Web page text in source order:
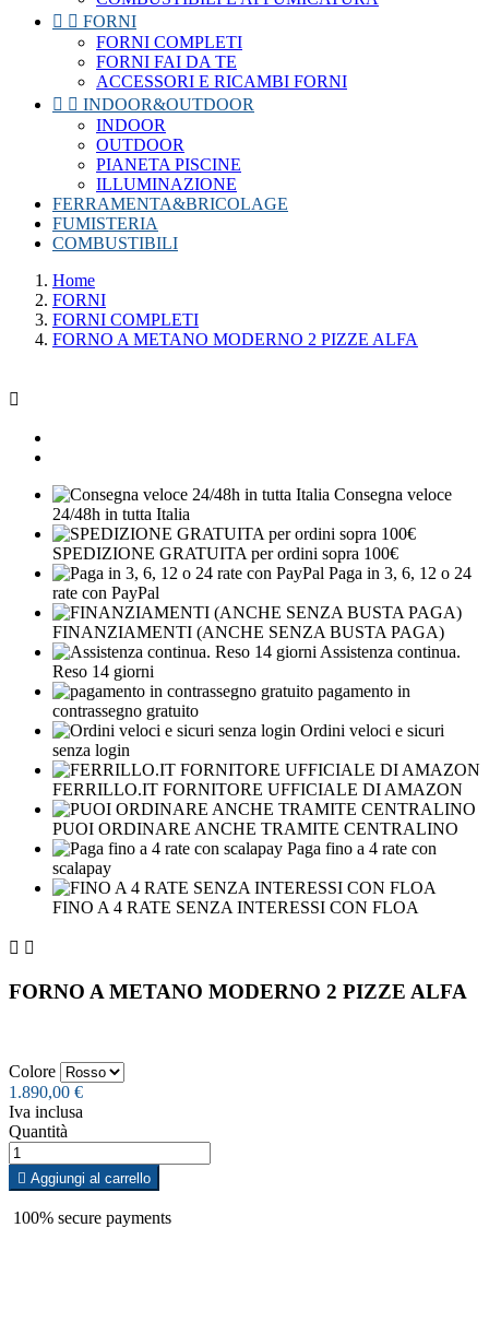
  FORNI
FORNI COMPLETI
FORNI FAI DA TE
ACCESSORI E RICAMBI FORNI
  INDOOR&OUTDOOR
INDOOR
OUTDOOR
PIANETA PISCINE
ILLUMINAZIONE
FERRAMENTA&BRICOLAGE
FUMISTERIA
COMBUSTIBILI
Home
FORNI
FORNI COMPLETI
FORNO A METANO MODERNO 2 PIZZE ALFA

Consegna veloce
24/48h in tutta Italia
SPEDIZIONE GRATUITA per ordini sopra 100€
Paga in 3, 6, 12 o 24
rate con PayPal
FINANZIAMENTI (ANCHE SENZA BUSTA PAGA)
Assistenza continua.
Reso 14 giorni
pagamento in
contrassegno gratuito
Ordini veloci e sicuri
senza login
FERRILLO.IT FORNITORE UFFICIALE DI AMAZON
PUOI ORDINARE ANCHE TRAMITE CENTRALINO
Paga fino a 4 rate con
scalapay
FINO A 4 RATE SENZA INTERESSI CON FLOA
 
FORNO A METANO MODERNO 2 PIZZE ALFA
Colore
1.890,00 €
Iva inclusa
Quantità
 Aggiungi al carrello
100% secure payments